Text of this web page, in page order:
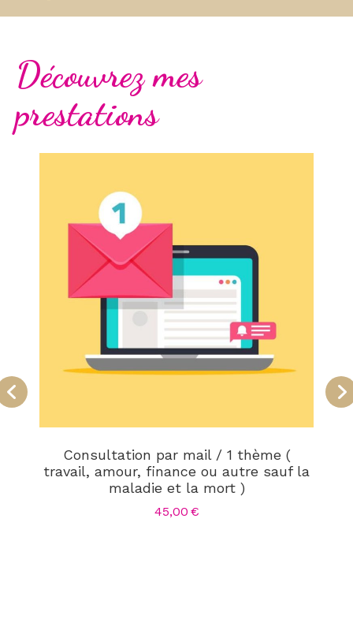
Découvrez mes
prestations
Consultation par mail / 1 thème (
travail, amour, finance ou autre sauf la
maladie et la mort )
45,00 €